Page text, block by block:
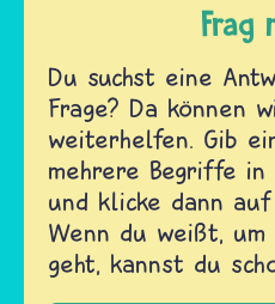
Frag
Du suchst eine
Frage? Da können
weiterhelfen. Gib
mehrere Begriffe in
und klicke dann auf
Wenn du weißt, um
geht, kannst du